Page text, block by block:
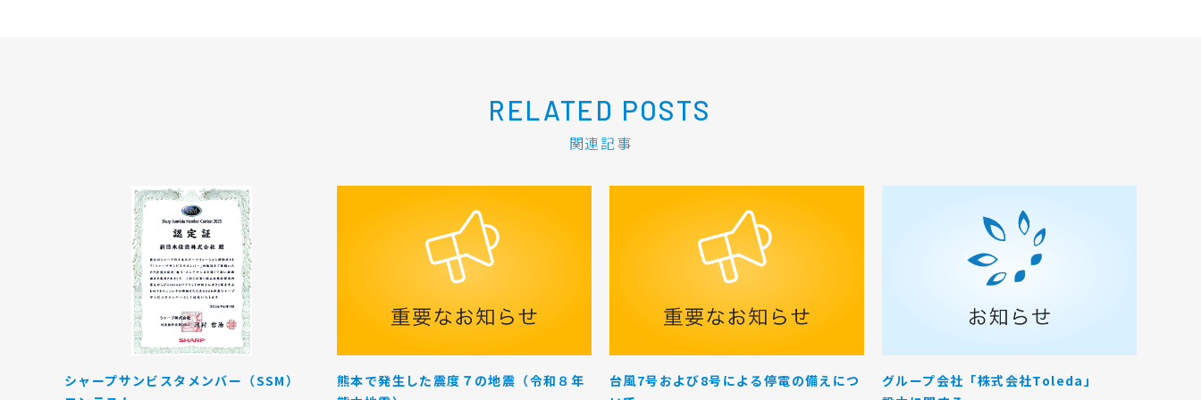
RELATED POSTS
関連記事
シャープサンビスタメンバー（SSM）
熊本で発生した震度７の地震（令和８年
台風7号および8号による停電の備えにつ
グループ会社「株式会社Toleda」